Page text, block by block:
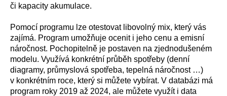
či kapacity akumulace.
Pomocí programu lze otestovat libovolný mix, který vás
zajímá. Program umožňuje ocenit i jeho cenu a emisní
náročnost. Pochopitelně je postaven na zjednodušeném
modelu. Využívá konkrétní průběh spotřeby (denní
diagramy, průmyslová spotřeba, tepelná náročnost …)
v konkrétním roce, který si můžete vybírat. V databázi má
program roky 2019 až 2024, ale můžete využít i data